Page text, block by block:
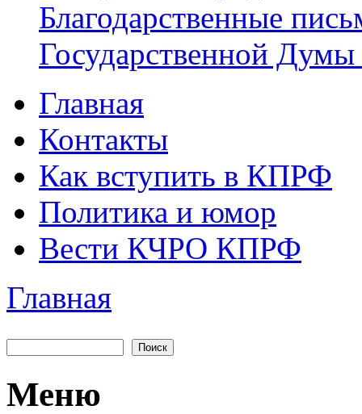
Благодарственные
Государственной
Главное меню
Главная
Контакты
Как вступить в КПРФ
Политика и юмор
Вести КЧРО КПРФ
Вы здесь
Главная
Форма поиска
Меню